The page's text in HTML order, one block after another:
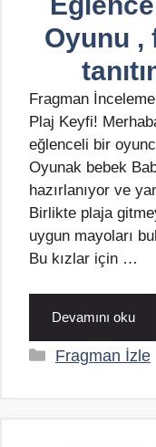
Oyunu ,
Fragman
Plaj Keyfi!
eğlenceli bir
Oyunak bebek
hazırlanıyor ve
Birlikte plaja
uygun mayoları
Bu kızlar için …
Devamını oku
Kategoriler
Fragman İzle